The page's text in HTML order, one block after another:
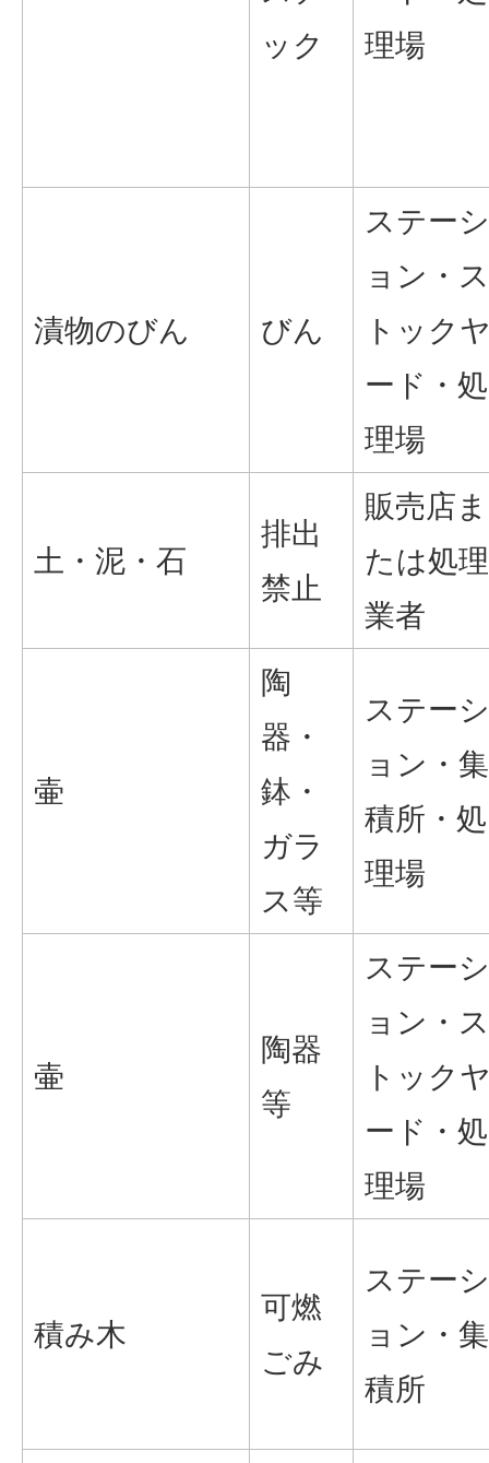
ック
理場
漬物のびん びん
ステーシ
ョン・ス
トック
ード・処
理場
土・泥・石
排出
禁止
販売店ま
たは処理
業者
壷
陶
器・
鉢・
ガラ
ス等
ステーシ
ョン・集
積所・処
理場
壷
陶器
等
ステーシ
ョン・ス
トック
ード・処
理場
積み木
可燃
ごみ
ステーシ
ョン・集
積所